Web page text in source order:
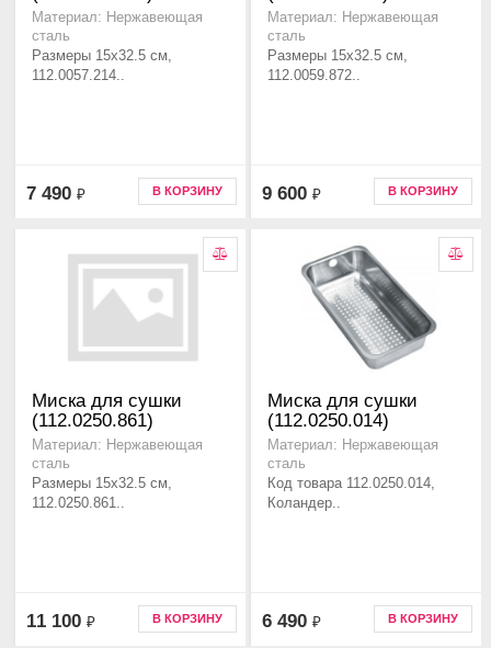
Материал: Нержавеющая
сталь
Размеры 15x32.5 см,
112.0057.214..
7 490 ₽ В КОРЗИНУ
Материал: Нержавеющая
сталь
Размеры 15x32.5 см,
112.0059.872..
9 600 ₽ В КОРЗИНУ
Миска для сушки
(112.0250.861)
Материал: Нержавеющая
сталь
Размеры 15x32.5 см,
112.0250.861..
11 100 ₽ В КОРЗИНУ
Миска для сушки
(112.0250.014)
Материал: Нержавеющая
сталь
Код товара 112.0250.014,
Коландер..
6 490 ₽ В КОРЗИНУ